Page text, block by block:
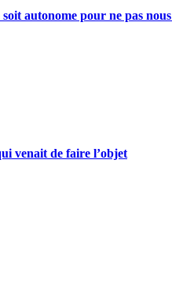
autonome pour ne pas
venait de faire l’objet